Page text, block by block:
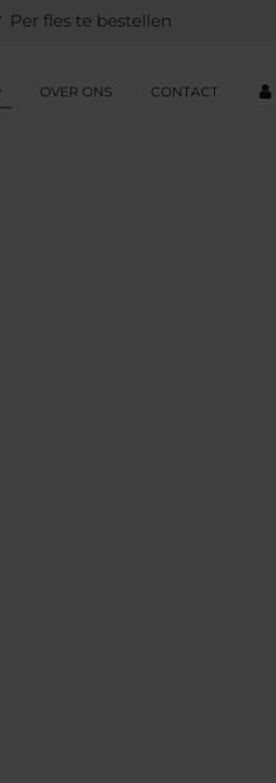
Per fles te bestellen
OVER ONS CONTACT